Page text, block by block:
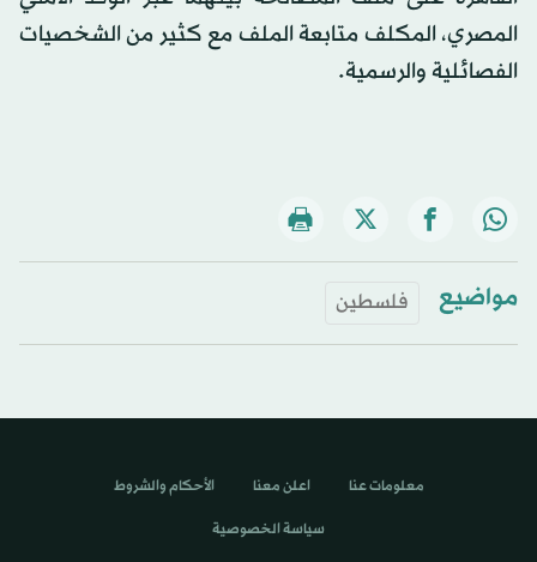
المصري، المكلف متابعة الملف مع كثير من الشخصيات
الفصائلية والرسمية.
مواضيع فلسطين
معلومات عنا اعلن معنا الأحكام والشروط
سياسة الخصوصية